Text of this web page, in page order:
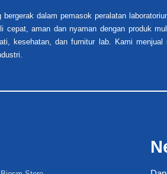
dalam pemasok peralatan
cepat, aman dan nyaman dengan produk
kesehatan, dan furnitur lab. Kami menjual